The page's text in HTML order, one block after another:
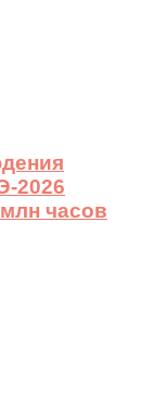
2026
часов